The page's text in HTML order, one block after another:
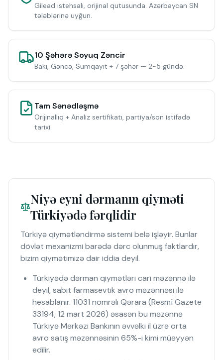
Gilead istehsalı, orijinal qutusunda. Azərbaycan SN
tələblərinə uyğun.
10 Şəhərə Soyuq Zəncir
Bakı, Gəncə, Sumqayıt + 7 şəhər — 2-5 gündə.
Tam Sənədləşmə
Orijinallıq + Analiz sertifikatı, partiya/son istifadə
tarixi.
Niyə eyni dərmanın qiyməti
Türkiyədə fərqlidir
Türkiyə qiymətləndirmə sistemi belə işləyir. Bunlar
dövlət mexanizmi barədə dərc olunmuş faktlardır,
bizim qiymətimizə dair iddia deyil.
Türkiyədə dərman qiymətləri cari məzənnə ilə
deyil, sabit farmasevtik avro məzənnəsi ilə
hesablanır. 11031 nömrəli Qərara (Resmî Gazete
33194, 12 mart 2026) əsasən bu məzənnə
Türkiyə Mərkəzi Bankının əvvəlki il üzrə orta
avro satış məzənnəsinin 65%-i kimi müəyyən
edilir.